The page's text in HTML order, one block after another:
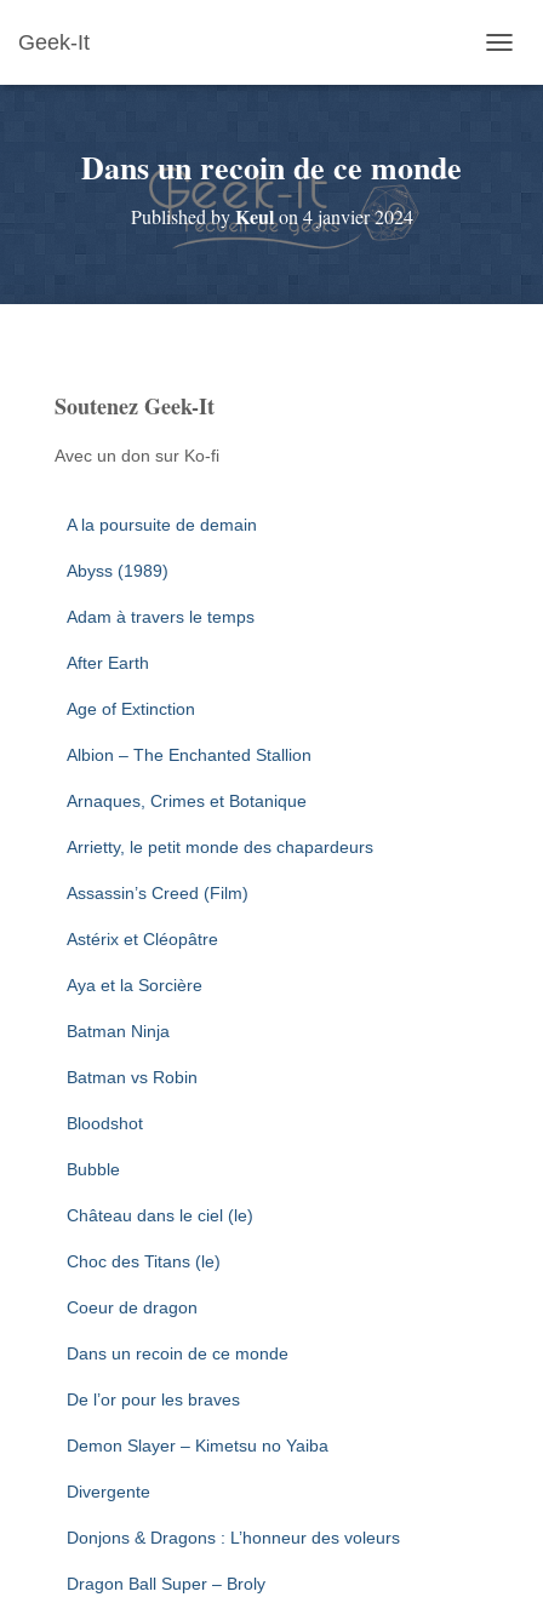
Geek-It
U
Dans un recoin de ce monde
Published byKeulon4 janvier 2024
Soutenez Geek-It
Avec un don sur Ko-fi
A la poursuite de demain
Abyss (1989)
Adam à travers le temps
After Earth
Age of Extinction
Albion – The Enchanted Stallion
Arnaques, Crimes et Botanique
Arrietty, le petit monde des chapardeurs
Assassin’s Creed (Film)
Astérix et Cléopâtre
Aya et la Sorcière
Batman Ninja
Batman vs Robin
Bloodshot
Bubble
Château dans le ciel (le)
Choc des Titans (le)
Coeur de dragon
Dans un recoin de ce monde
De l’or pour les braves
Demon Slayer – Kimetsu no Yaiba
Divergente
Donjons & Dragons : L’honneur des voleurs
Dragon Ball Super – Broly